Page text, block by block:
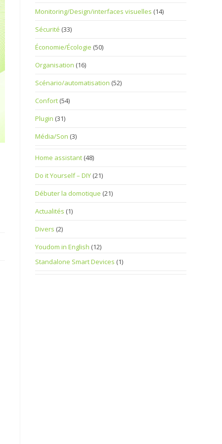
Monitoring/Design/interfaces visuelles (14)
Sécurité (33)
Économie/Écologie (50)
Organisation (16)
Scénario/automatisation (52)
Confort (54)
Plugin (31)
Média/Son (3)
Home assistant (48)
Do it Yourself – DIY (21)
Débuter la domotique (21)
Actualités (1)
Divers (2)
Youdom in English (12)
Standalone Smart Devices (1)